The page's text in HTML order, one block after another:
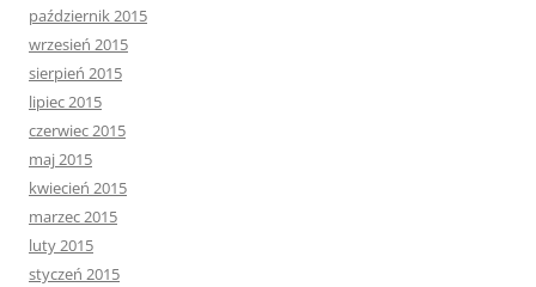
październik 2015
wrzesień 2015
sierpień 2015
lipiec 2015
czerwiec 2015
maj 2015
kwiecień 2015
marzec 2015
luty 2015
styczeń 2015